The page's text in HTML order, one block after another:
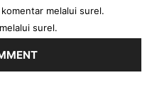
melalui surel.
surel.